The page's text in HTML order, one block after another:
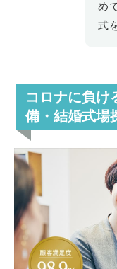
め
式
コロナに負け
備・結婚式場